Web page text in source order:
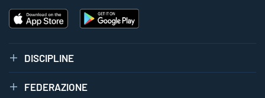
DISCIPLINE
FEDERAZIONE